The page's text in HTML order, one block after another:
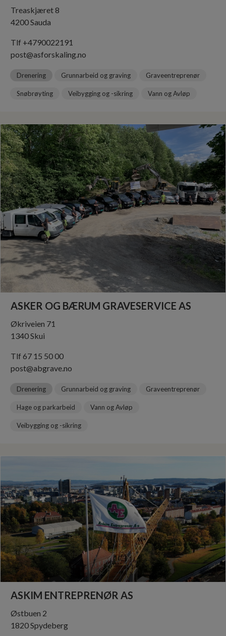
Treaskjæret 8
4200 Sauda
Tlf +4790022191
post@asforskaling.no
Graveentreprenør
Grunnarbeid og graving
Drenering
Vann og Avløp
Veibygging og -sikring
Snøbrøyting
ASKER OG BÆRUM GRAVESERVICE AS
Økriveien 71
1340 Skui
Tlf 67 15 50 00
post@abgrave.no
Graveentreprenør
Grunnarbeid og graving
Drenering
Vann og Avløp
Hage og parkarbeid
Veibygging og -sikring
ASKIM ENTREPRENØR AS
Østbuen 2
1820 Spydeberg